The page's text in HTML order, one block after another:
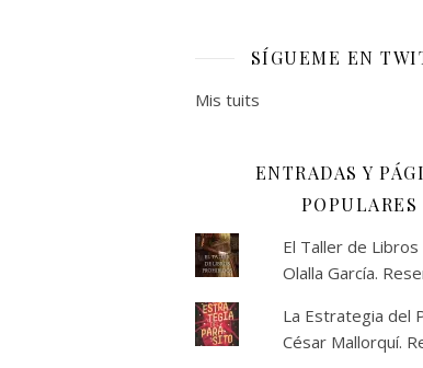
SÍGUEME EN
Mis tuits
ENTRADAS Y
POPULARES
El Taller de
Olalla García.
La Estrategia del
César Mallorquí.